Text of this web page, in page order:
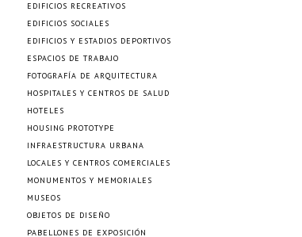
EDIFICIOS RECREATIVOS
EDIFICIOS SOCIALES
EDIFICIOS Y ESTADIOS DEPORTIVOS
ESPACIOS DE TRABAJO
FOTOGRAFÍA DE ARQUITECTURA
HOSPITALES Y CENTROS DE SALUD
HOTELES
HOUSING PROTOTYPE
INFRAESTRUCTURA URBANA
LOCALES Y CENTROS COMERCIALES
MONUMENTOS Y MEMORIALES
MUSEOS
OBJETOS DE DISEÑO
PABELLONES DE EXPOSICIÓN